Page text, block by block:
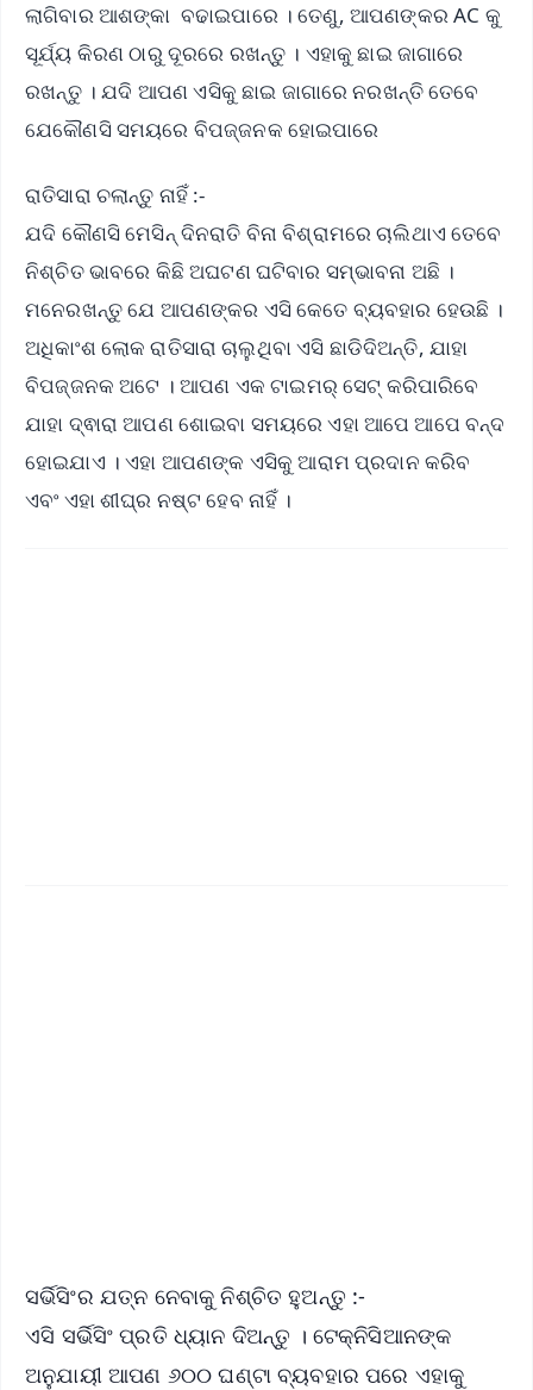
ଲାଗିବାର ଆଶଙ୍କା ବଢାଇପାରେ । ତେଣୁ, ଆପଣଙ୍କର AC କୁ
ସୂର୍ଯ୍ୟ କିରଣ ଠାରୁ ଦୂରରେ ରଖନ୍ତୁ । ଏହାକୁ ଛାଇ ଜାଗାରେ
ରଖନ୍ତୁ । ଯଦି ଆପଣ ଏସିକୁ ଛାଇ ଜାଗାରେ ନରଖନ୍ତି ତେବେ
ଯେକୌଣସି ସମୟରେ ବିପଜ୍ଜନକ ହୋଇପାରେ
ରାତିସାରା ଚଲାନ୍ତୁ ନାହିଁ :-
ଯଦି କୌଣସି ମେସିନ୍ ଦିନରାତି ବିନା ବିଶ୍ରାମରେ ଚାଲିଥାଏ ତେବେ
ନିଶ୍ଚିତ ଭାବରେ କିଛି ଅଘଟଣ ଘଟିବାର ସମ୍ଭାବନା ଅଛି ।
ମନେରଖନ୍ତୁ ଯେ ଆପଣଙ୍କର ଏସି କେତେ ବ୍ୟବହାର ହେଉଛି ।
ଅଧିକାଂଶ ଲୋକ ରାତିସାରା ଚାଲୁଥିବା ଏସି ଛାଡିଦିଅନ୍ତି, ଯାହା
ବିପଜ୍ଜନକ ଅଟେ । ଆପଣ ଏକ ଟାଇମର୍ ସେଟ୍ କରିପାରିବେ
ଯାହା ଦ୍ଵାରା ଆପଣ ଶୋଇବା ସମୟରେ ଏହା ଆପେ ଆପେ ବନ୍ଦ
ହୋଇଯାଏ । ଏହା ଆପଣଙ୍କ ଏସିକୁ ଆରାମ ପ୍ରଦାନ କରିବ
ଏବଂ ଏହା ଶୀଘ୍ର ନଷ୍ଟ ହେବ ନାହିଁ ।
ସର୍ଭିସିଂର ଯତ୍ନ ନେବାକୁ ନିଶ୍ଚିତ ହୁଅନ୍ତୁ :-
ଏସି ସର୍ଭିସିଂ ପ୍ରତି ଧ୍ୟାନ ଦିଅନ୍ତୁ । ଟେକ୍ନିସିଆନଙ୍କ
ଅନୁଯାୟୀ ଆପଣ ୬୦୦ ଘଣ୍ଟା ବ୍ୟବହାର ପରେ ଏହାକୁ